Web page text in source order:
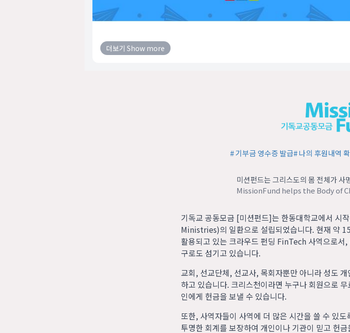
더보기 Show more
#기부금 영수증 발급#나의 후원내역
미션펀드는 그리스도의 몸 전체가 사
MissionFund helps the Body of
기독교 공동모금 [미션펀드]는 한동대학교에서 시
Ministries)의 일환으로 설립되었습니다. 현재 약
활용되고 있는 크라우드 펀딩 FinTech 사역으로서
구로도 섬기고 있습니다.
교회, 선교단체, 선교사, 목회자뿐만 아니라 성도
하고 있습니다. 크리스천이라면 누구나 회원으로
인에게 헌금을 보낼 수 있습니다.
또한, 사역자들이 사역에 더 많은 시간을 쓸 수 있
투명한 회계를 보장하여 개인이나 기관이 믿고 헌